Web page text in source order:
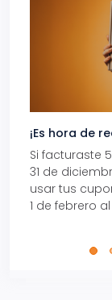
¡Es hora de
Si facturaste
31 de
usar tus
1 de febrero